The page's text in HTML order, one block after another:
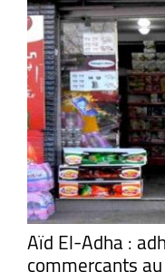
Aïd El-Adha :